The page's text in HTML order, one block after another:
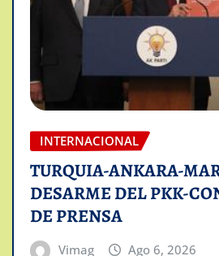
INTERNACIONAL
TURQUIA-ANKARA-
DESARME DEL PKK-
DE PRENSA
Vimag Ago 6, 2026